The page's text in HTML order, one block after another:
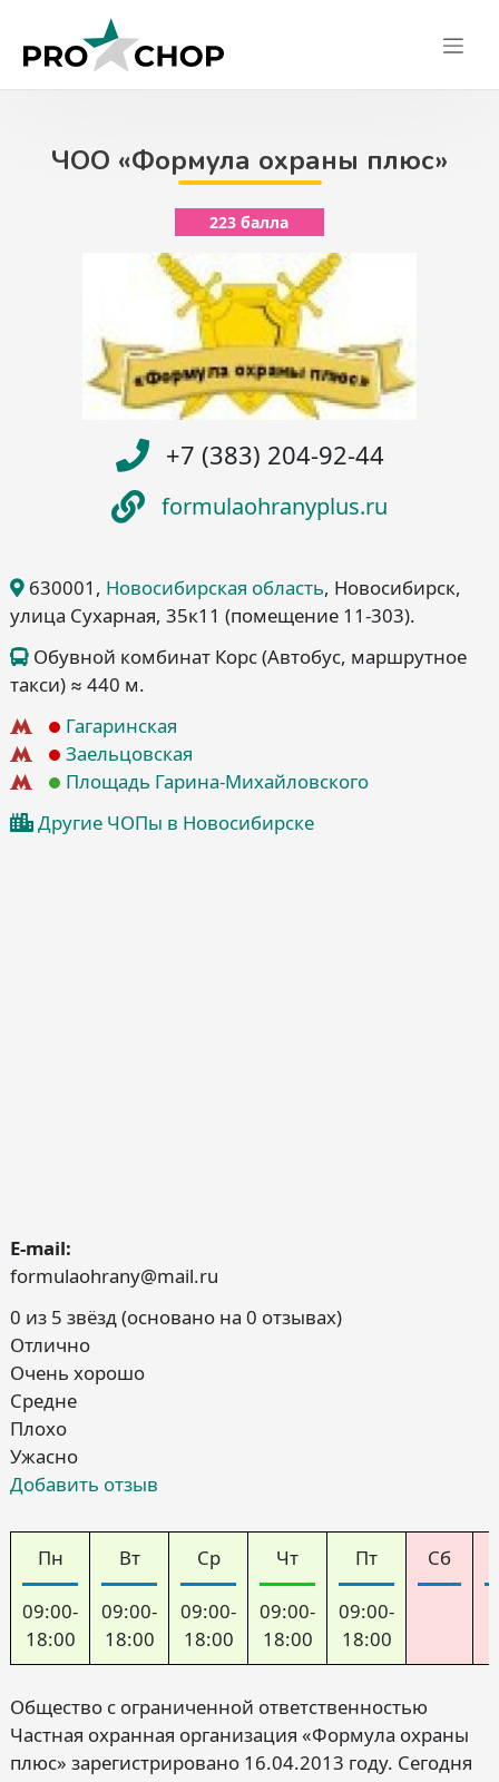
content
ЧОО «Формула охраны плюс»
223 балла
+7 (383) 204-92-44
formulaohranyplus.ru
630001 , Новосибирская область, Новосибирск,
улица Сухарная, 35к11 (помещение 11-303).
Обувной комбинат Корс (Автобус, маршрутное
такси) ≈ 440 м.
Гагаринская
Заельцовская
Площадь Гарина-Михайловского
Другие ЧОПы в Новосибирске
E-mail:
formulaohrany@mail.ru
0 из 5 звёзд (основано на 0 отзывах)
Отлично
Очень хорошо
Средне
Плохо
Ужасно
Добавить отзыв
Пн
09:00-
18:00
Вт
09:00-
18:00
Ср
09:00-
18:00
Чт
09:00-
18:00
Пт
09:00-
18:00
Сб
Общество с ограниченной ответственностью
Частная охранная организация «Формула охраны
плюс» зарегистрировано 16.04.2013 году. Сегодня